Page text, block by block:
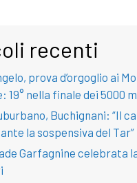
recenti
prova d’orgoglio ai
19° nella finale dei 5000
Buchignani: “Il
la sospensiva del Tar”
Garfagnine celebrata